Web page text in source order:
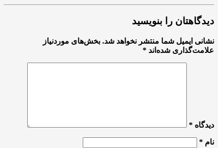
دیدگاهتان را بنویسید
نشانی ایمیل شما منتشر نخواهد شد. بخش‌های موردنیاز
علامت‌گذاری شده‌اند *
دیدگاه *
نام *